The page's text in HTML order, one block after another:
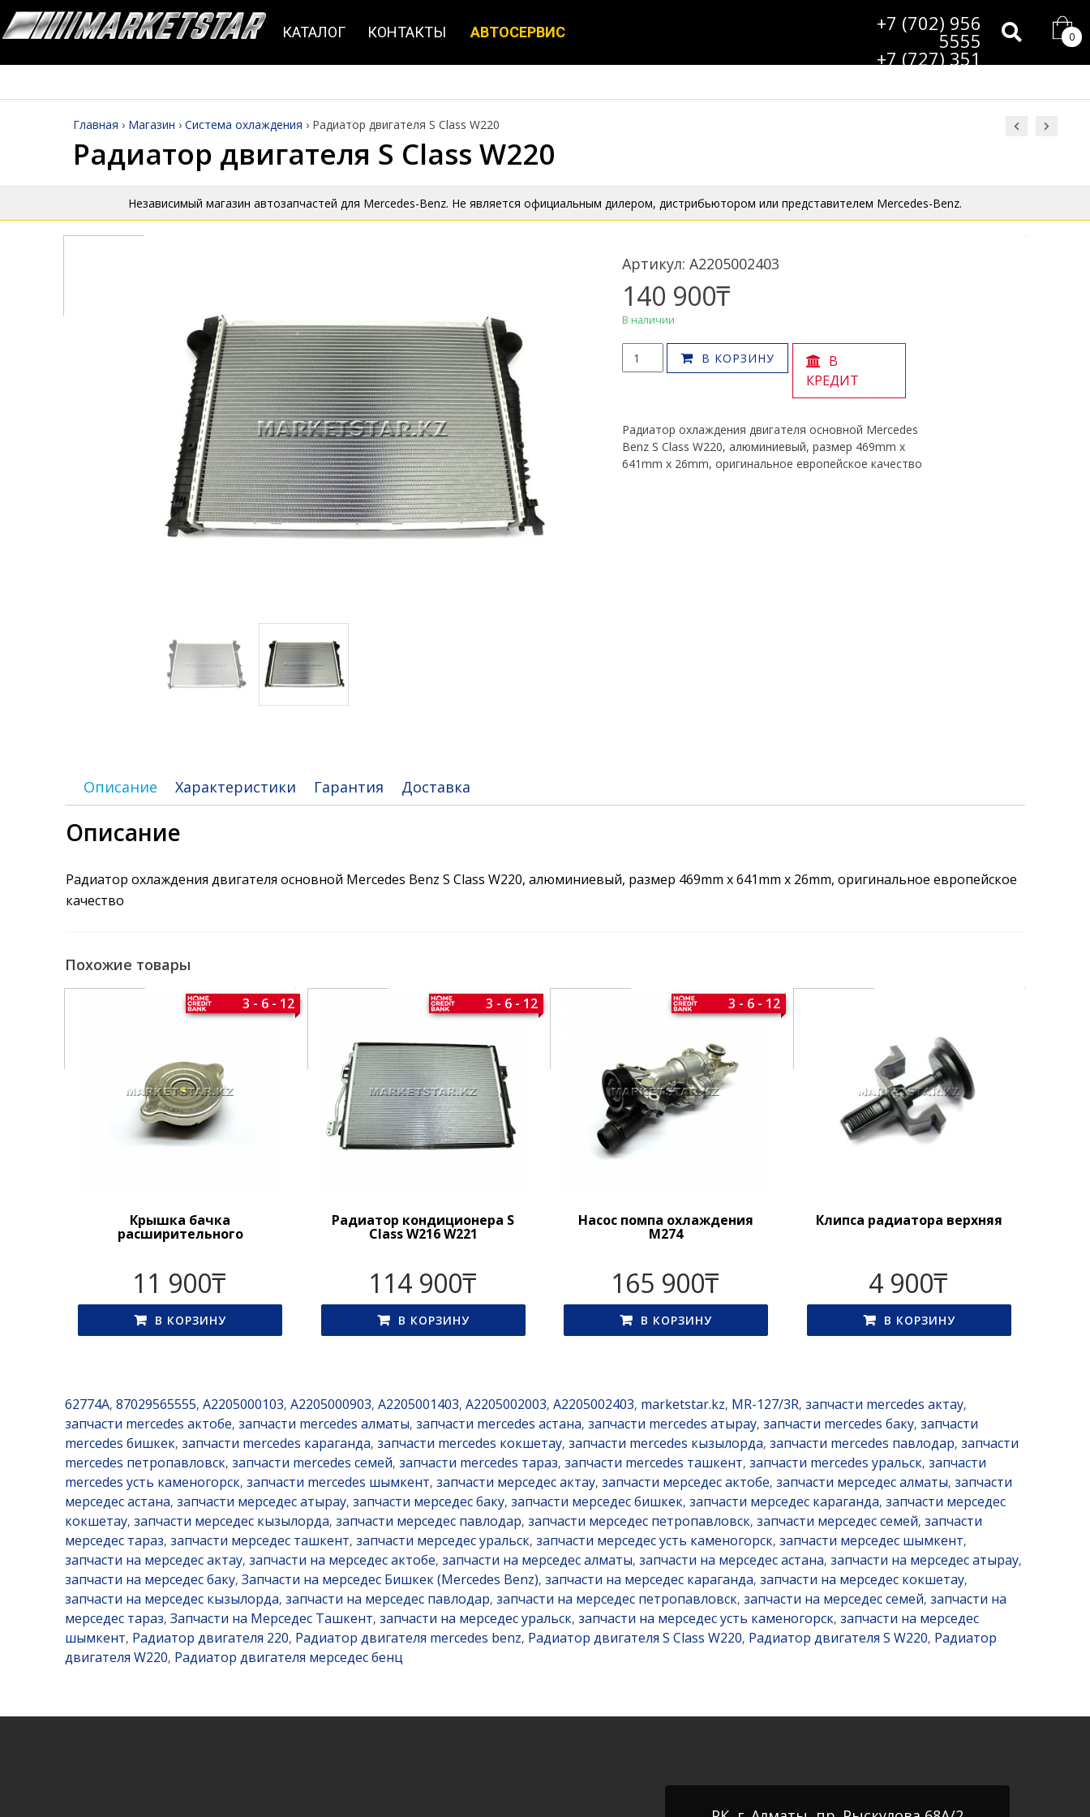
КАТАЛОГ КОНТАКТЫ АВТОСЕРВИС +7 (702) 956
5555
+7 (727) 351
Главная › Магазин › Система охлаждения › Радиатор двигателя S Class W220
Радиатор двигателя S Class W220
Независимый магазин автозапчастей для Mercedes-Benz. Не является официальным дилером, дистрибьютором или представителем Mercedes-Benz.
Артикул: A2205002403
140 900₸
В наличии
Количество
товара
Class
W220
В КОРЗИНУ
В
КРЕДИТ
Радиатор охлаждения двигателя основной Mercedes
Benz S Class W220, алюминиевый, размер 469mm x
641mm x 26mm, оригинальное европейское качество
Описание Характеристики Гарантия Доставка
Описание
Радиатор охлаждения двигателя основной Mercedes Benz S Class W220, алюминиевый, размер 469mm x 641mm x 26mm, оригинальное европейское
качество
Похожие товары
Крышка бачка
расширительного
3 - 6 - 12
11 900₸
В КОРЗИНУ
Радиатор кондиционера S
Class W216 W221
3 - 6 - 12
114 900₸
В КОРЗИНУ
Насос помпа охлаждения
M274
3 - 6 - 12
165 900₸
В КОРЗИНУ
Клипса радиатора верхняя
4 900₸
В КОРЗИНУ
62774A, 87029565555, A2205000103, A2205000903, A2205001403, A2205002003, A2205002403, marketstar.kz, MR-127/3R, запчасти mercedes актау,
запчасти mercedes актобе, запчасти mercedes алматы, запчасти mercedes астана, запчасти mercedes атырау, запчасти mercedes баку, запчасти
mercedes бишкек, запчасти mercedes караганда, запчасти mercedes кокшетау, запчасти mercedes кызылорда, запчасти mercedes павлодар, запчасти
mercedes петропавловск, запчасти mercedes семей, запчасти mercedes тараз, запчасти mercedes ташкент, запчасти mercedes уральск, запчасти
mercedes усть каменогорск, запчасти mercedes шымкент, запчасти мерседес актау, запчасти мерседес актобе, запчасти мерседес алматы, запчасти
мерседес астана, запчасти мерседес атырау, запчасти мерседес баку, запчасти мерседес бишкек, запчасти мерседес караганда, запчасти мерседес
кокшетау, запчасти мерседес кызылорда, запчасти мерседес павлодар, запчасти мерседес петропавловск, запчасти мерседес семей, запчасти
мерседес тараз, запчасти мерседес ташкент, запчасти мерседес уральск, запчасти мерседес усть каменогорск, запчасти мерседес шымкент,
запчасти на мерседес актау, запчасти на мерседес актобе, запчасти на мерседес алматы, запчасти на мерседес астана, запчасти на мерседес атырау,
запчасти на мерседес баку, Запчасти на мерседес Бишкек (Mercedes Benz), запчасти на мерседес караганда, запчасти на мерседес кокшетау,
запчасти на мерседес кызылорда, запчасти на мерседес павлодар, запчасти на мерседес петропавловск, запчасти на мерседес семей, запчасти на
мерседес тараз, Запчасти на Мерседес Ташкент, запчасти на мерседес уральск, запчасти на мерседес усть каменогорск, запчасти на мерседес
шымкент, Радиатор двигателя 220, Радиатор двигателя mercedes benz, Радиатор двигателя S Class W220, Радиатор двигателя S W220, Радиатор
двигателя W220, Радиатор двигателя мерседес бенц
0